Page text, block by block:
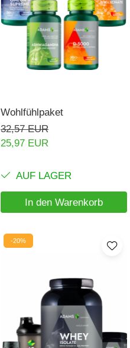
Wohlfühlpaket
32,57 EUR
25,97 EUR
AUF LAGER
In den Warenkorb
-20%